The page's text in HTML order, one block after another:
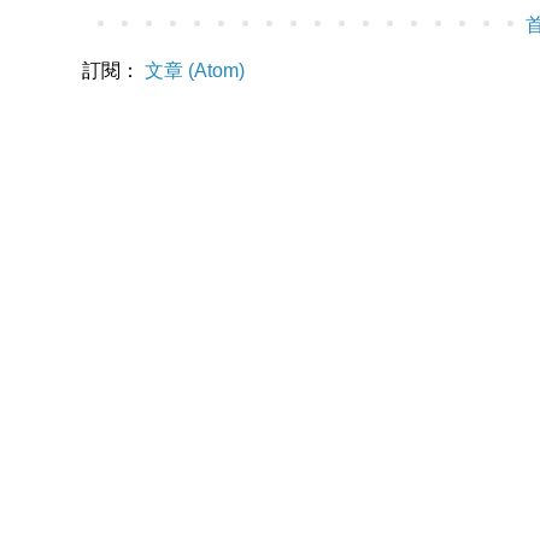
訂閱： 文章 (Atom)